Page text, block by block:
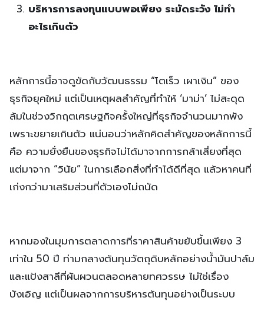
บริหารการลงทุนแบบพอเพียง ระมัดระวัง ไม่ทำ
อะไรเกินตัว
หลักการนี้อาจดูขัดกับวัฒนธรรม “โตเร็ว เผาเงิน” ของ
ธุรกิจยุคใหม่ แต่เป็นเหตุผลสำคัญที่ทำให้ ‘มาม่า’ ไม่สะดุด
ล้มในช่วงวิกฤตเศรษฐกิจครั้งใหญ่ที่ธุรกิจจำนวนมากพัง
เพราะขยายเกินตัว แน่นอนว่าหลักคิดสำคัญของหลักการนี้
คือ ความยั่งยืนของธุรกิจไม่ได้มาจากการกล้าเสี่ยงที่สุด
แต่มาจาก “วินัย” ในการเลือกสิ่งที่ทำได้ดีที่สุด แล้วหาคนที่
เก่งกว่ามาเสริมส่วนที่ตัวเองไม่ถนัด
หากมองในมุมการตลาดการที่ราคาสินค้าขยับขึ้นเพียง 3
เท่าใน 50 ปี ท่ามกลางต้นทุนวัตถุดิบหลักอย่างน้ำมันปาล์ม
และแป้งสาลีที่ผันผวนตลอดหลายทศวรรษ ไม่ใช่เรื่อง
บังเอิญ แต่เป็นผลจากการบริหารต้นทุนอย่างเป็นระบบ